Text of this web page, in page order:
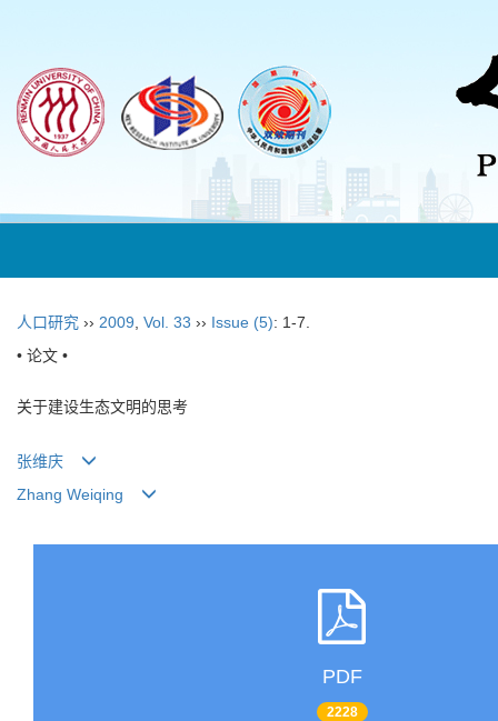
人口研究 ›› 2009 Vol. 33 ›› Issue (5): 1-7.
• 论文 •
关于建设生态文明的思考
张维庆
Zhang Weiqing
PDF
2228